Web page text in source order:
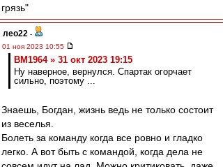
грязь"
лео22 -
01 ноя 2023 10:55
BM1964 » 31 окт 2023 19:15
Ну наверное, вернулся. Спартак огорчает
сильно, поэтому ...
Знаешь, Богдан, жизнь ведь не только состоит
из веселья.
Болеть за команду когда все ровно и гладко
легко. А вот быть с командой, когда дела не